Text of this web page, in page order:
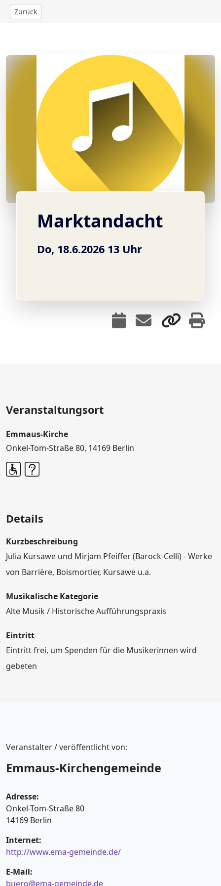
Zurück
Marktandacht
Do, 18.6.2026 13 Uhr
Veranstaltungsort
Emmaus-Kirche
Onkel-Tom-Straße 80, 14169 Berlin
Details
Kurzbeschreibung
Julia Kursawe und Mirjam Pfeiffer (Barock-Celli) - Werke
von Barrière, Boismortier, Kursawe u.a.
Musikalische Kategorie
Alte Musik / Historische Aufführungspraxis
Eintritt
Eintritt frei, um Spenden für die Musikerinnen wird
gebeten
Veranstalter / veröffentlicht von:
Emmaus-Kirchengemeinde
Adresse:
Onkel-Tom-Straße 80
14169 Berlin
Internet:
http://www.ema-gemeinde.de/
E-Mail:
buero@ema-gemeinde.de